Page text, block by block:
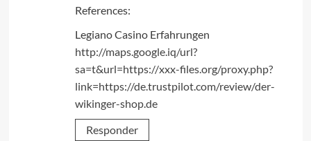
References:
Legiano Casino Erfahrungen
http://maps.google.iq/url?
sa=t&url=https://xxx-files.org/proxy.php?
link=https://de.trustpilot.com/review/der-
wikinger-shop.de
Responder